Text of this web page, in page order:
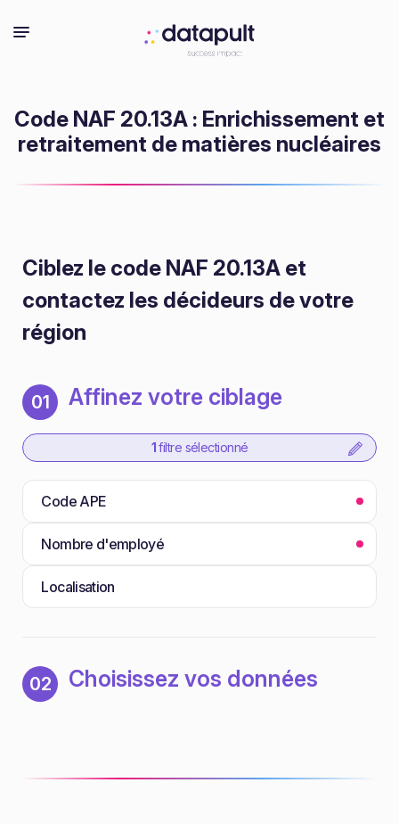
Code NAF 20.13A : Enrichissement et
retraitement de matières nucléaires
Ciblez le code NAF 20.13A et
contactez les décideurs de votre
région
01 Affinez votre ciblage
1 filtre sélectionné
Code APE
Nombre d'employé
Localisation
02 Choisissez vos données